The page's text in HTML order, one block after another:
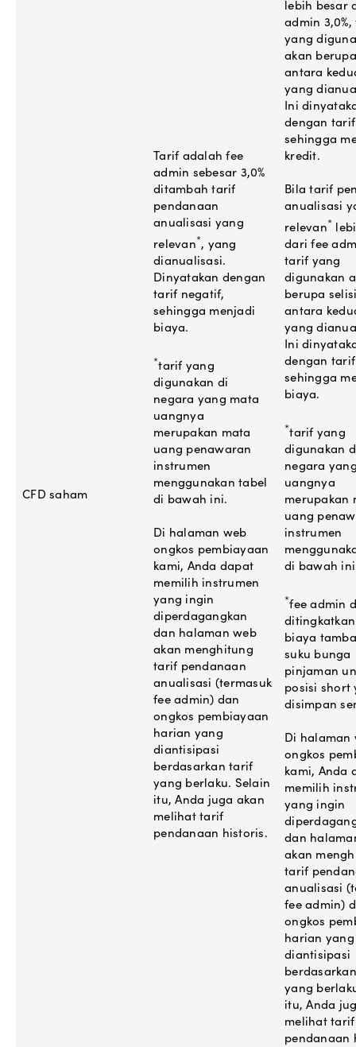
CFD saham
Tarif adalah fee
admin sebesar 3,0%
ditambah tarif
pendanaan
anualisasi yang
relevan*, yang
dianualisasi.
Dinyatakan dengan
tarif negatif,
sehingga menjadi
biaya.
*tarif yang
digunakan di
negara yang mata
uangnya
merupakan mata
uang penawaran
instrumen
menggunakan tabel
di bawah ini.
Di halaman web
ongkos pembiayaan
kami, Anda dapat
memilih instrumen
yang ingin
diperdagangkan
dan halaman web
akan menghitung
tarif pendanaan
anualisasi (termasuk
fee admin) dan
ongkos pembiayaan
harian yang
diantisipasi
berdasarkan tarif
yang berlaku. Selain
itu, Anda juga akan
melihat tarif
pendanaan historis.
lebih besar
admin
yang
akan
antara
yang
Ini
dengan
sehingga
kredit.
Bila tarif
anualisasi
relevan*
dari fee
tarif yang
digunakan
berupa
antara
yang
Ini
dengan
sehingga
biaya.
*tarif yang
digunakan
negara
uangnya
merupakan
uang
instrumen
di bawah
*fee admin
biaya
suku bunga
pinjaman
posisi short
disimpan
Di halaman
ongkos
kami, Anda
memilih
yang ingin
dan
akan
tarif
anualisasi
fee admin)
ongkos
harian yang
diantisipasi
yang
itu, Anda
melihat tarif
pendanaan